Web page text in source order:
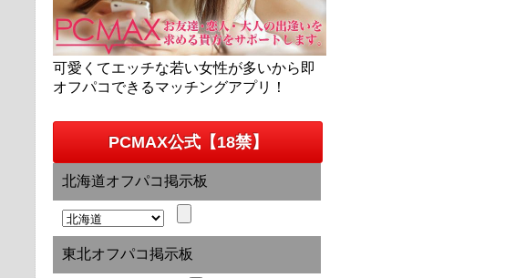
可愛くてエッチな若い女性が多いから即
オフパコできるマッチングアプリ！
PCMAX公式【18禁】
北海道オフパコ掲示板
東北オフパコ掲示板